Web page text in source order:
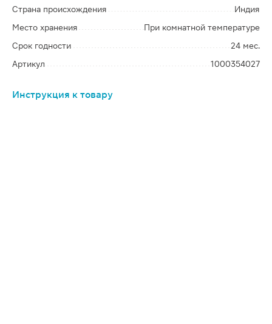
Страна происхождения
Индия
Место хранения
При комнатной температуре
Срок годности
24 мес.
Артикул
1000354027
Инструкция к товару